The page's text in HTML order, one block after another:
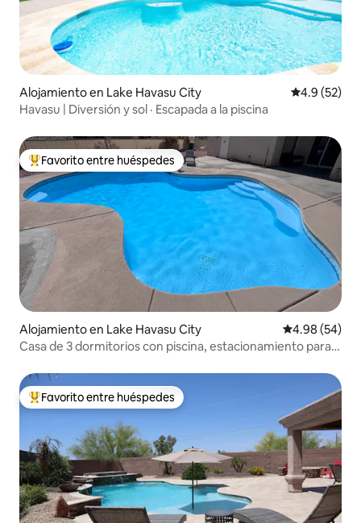
Alojamiento en Lake Havasu City Calificación
4.9 (52)
Havasu | Diversión y sol · Escapada a la piscina
Favorito entre huéspedes preferido
Favorito entre huéspedes
Alojamiento en Lake Havasu City Calificación
4.98 (54)
Casa de 3 dormitorios con piscina, estacionamiento para
Favorito entre huéspedes preferido
Favorito entre huéspedes